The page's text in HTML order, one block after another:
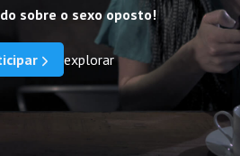
sobre o sexo oposto!
explorar